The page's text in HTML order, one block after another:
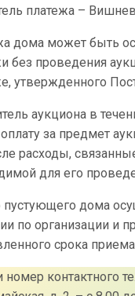
платежа –
дома может быть
без проведения
утвержденного
аукциона в
за предмет
расходы,
для его
дома
по организации и
срока
номер контактного